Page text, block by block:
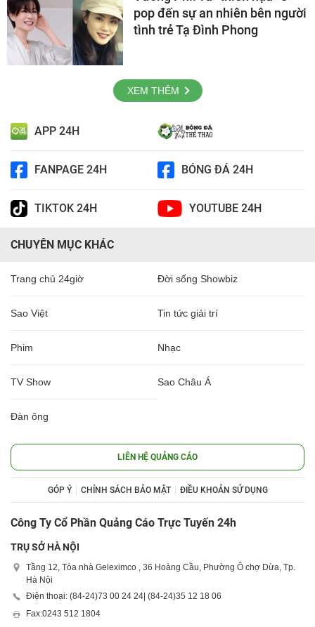
pop đến sự an nhiên bên người
tình trẻ Tạ Đình Phong
XEM THÊM
APP 24H
FANPAGE 24H BÓNG ĐÁ 24H
TIKTOK 24H YOUTUBE 24H
CHUYÊN MỤC KHÁC
Trang chủ 24giờ Đời sống Showbiz
Sao Việt Tin tức giải trí
Phim Nhạc
TV Show Sao Châu Á
Đàn ông
LIÊN HỆ QUẢNG CÁO
GÓP Ý CHÍNH SÁCH BẢO MẬT ĐIỀU KHOẢN SỬ DỤNG
Công Ty Cổ Phần Quảng Cáo Trực Tuyến 24h
TRỤ SỞ HÀ NỘI
Tầng 12, Tòa nhà Geleximco , 36 Hoàng Cầu, Phường Ô chợ Dừa, Tp.
Hà Nội
Điện thoại: (84-24)73 00 24 24| (84-24)35 12 18 06
Fax:0243 512 1804